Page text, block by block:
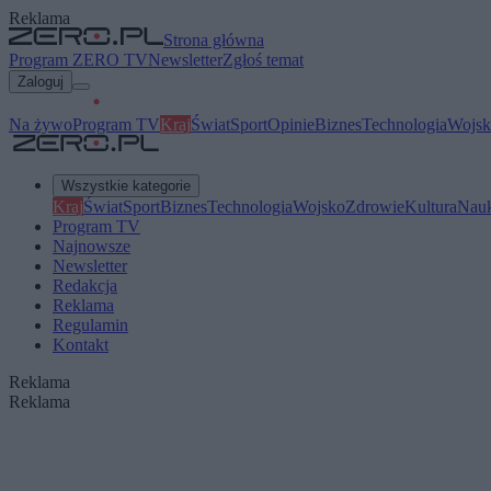
Reklama
Strona główna
Program ZERO TVNewsletterZgłoś temat
Zaloguj
Na żywoProgram TVKrajŚwiatSportOpinieBiznesTechnologia
Wszystkie kategorie
KrajŚwiatSportBiznesTechnologiaWojskoZdrowieKultura
Program TV
Najnowsze
Newsletter
Redakcja
Reklama
Regulamin
Kontakt
Reklama
Reklama